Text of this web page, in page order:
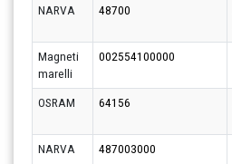
NARVA 48700
Magneti
marelli
002554100000
OSRAM 64156
NARVA 487003000